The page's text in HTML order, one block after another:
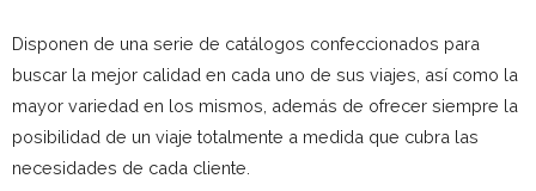
Disponen de una serie de catálogos confeccionados para
buscar la mejor calidad en cada uno de sus viajes, así como la
mayor variedad en los mismos, además de ofrecer siempre la
posibilidad de un viaje totalmente a medida que cubra las
necesidades de cada cliente.